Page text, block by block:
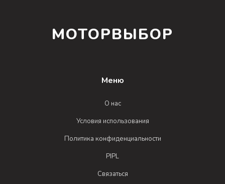
МОТОРВЫБОР
Меню
О нас
Условия использования
Политика конфиденциальности
PIPL
Связаться